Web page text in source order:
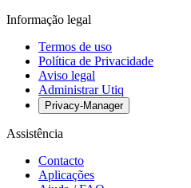
Informação legal
Termos de uso
Política de Privacidade
Aviso legal
Administrar Utiq
Privacy-Manager
Assistência
Contacto
Aplicações